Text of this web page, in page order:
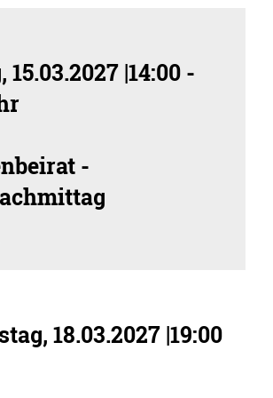
15.03.2027 |14:00 -
-
18.03.2027 |19:00